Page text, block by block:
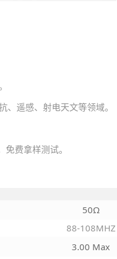
遥感、射电天文等领域。
费拿样测试。
50Ω
88-108MHZ
3.00 Max